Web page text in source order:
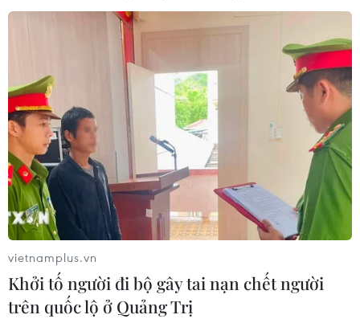
vietnamplus.vn
Khởi tố người đi bộ gây tai nạn chết người
trên quốc lộ ở Quảng Trị